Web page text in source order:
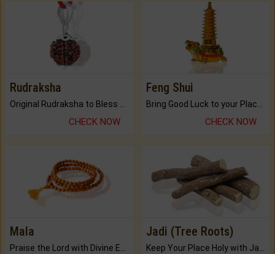
Rudraksha
CHECK NOW
Feng Shui
CHECK NOW
Mala Jadi (Tree Roots)